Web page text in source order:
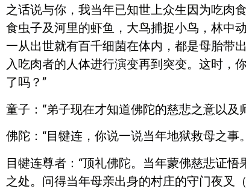
之话说与你，我当年已知世上众生因为吃肉
食虫子及河里的虾鱼，大鸟捕捉小鸟，林中
一从出世就有百千细菌在体内，都是母胎带
入吃肉者的人体进行演变再到突变。这时，
了吗？”
童子：“弟子现在才知道佛陀的慈悲之意以及
佛陀：“目犍连，你说一说当年地狱救母之事
目犍连尊者：“顶礼佛陀。当年蒙佛慈悲证
之处。问得当年母亲出身的村庄的守门夜叉